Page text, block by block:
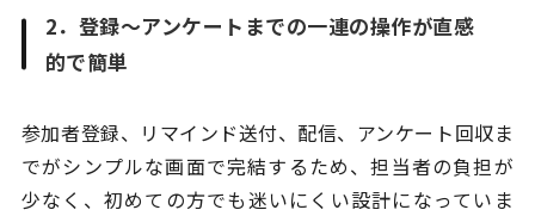
2．登録〜アンケートまでの一連の操作が直感
的で簡単
参加者登録、リマインド送付、配信、アンケート回収ま
でがシンプルな画面で完結するため、担当者の負担が
少なく、初めての方でも迷いにくい設計になっていま